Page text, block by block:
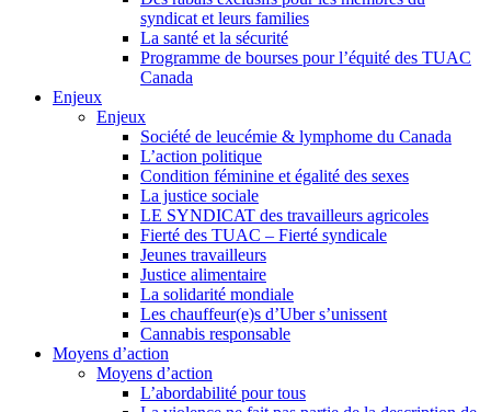
syndicat et leurs families
La santé et la sécurité
Programme de bourses pour l’équité des TUAC
Canada
Enjeux
Enjeux
Société de leucémie & lymphome du Canada
L’action politique
Condition féminine et égalité des sexes
La justice sociale
LE SYNDICAT des travailleurs agricoles
Fierté des TUAC – Fierté syndicale
Jeunes travailleurs
Justice alimentaire
La solidarité mondiale
Les chauffeur(e)s d’Uber s’unissent
Cannabis responsable
Moyens d’action
Moyens d’action
L’abordabilité pour tous